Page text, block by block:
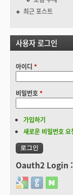
최근 포스트
사용자 로그인
아이디 *
비밀번호*
가입하기
새로운 비밀번호 요
Oauth2 Login :
Login with Google
Login with
Login